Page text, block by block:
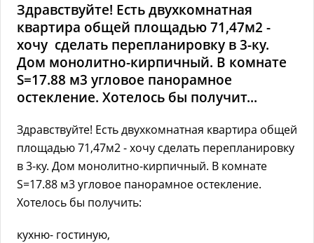
Здравствуйте! Есть двухкомнатная
квартира общей площадью 71,47м2 -
хочу сделать перепланировку в 3-ку.
Дом монолитно-кирпичный. В комнате
S=17.88 м3 угловое панорамное
остекление. Хотелось бы получит...
Здравствуйте! Есть двухкомнатная квартира общей
площадью 71,47м2 - хочу сделать перепланировку
в 3-ку. Дом монолитно-кирпичный. В комнате
S=17.88 м3 угловое панорамное остекление.
Хотелось бы получить:
кухню- гостиную,